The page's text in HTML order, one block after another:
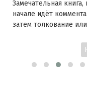
Замечательная
начале идёт
затем толкование